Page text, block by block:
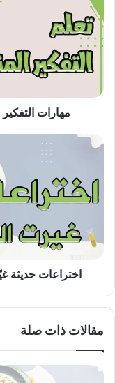
المنطقي
|
تعريفه
وانواعها
وفوائده
مهارات
اختراعات
العالم
في
اختراعات حديثة
مقالات ذات صلة